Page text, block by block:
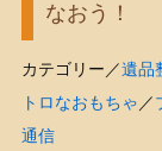
なおう！
カテゴリー／遺品
トロなおもちゃ／
通信